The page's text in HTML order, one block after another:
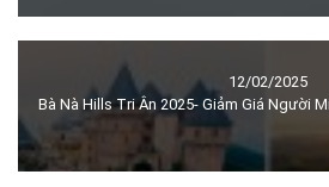
12/02/2025
Bà Nà Hills Tri Ân 2025- Giảm Giá Người